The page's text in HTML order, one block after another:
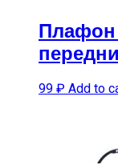
Плафон
99 ₽ Add to